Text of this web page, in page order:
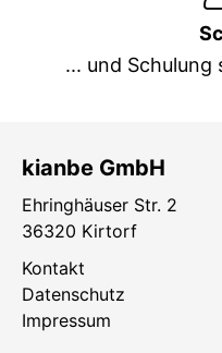
... und Schulung
kianbe GmbH
Ehringhäuser Str. 2
36320 Kirtorf
Kontakt
Datenschutz
Impressum